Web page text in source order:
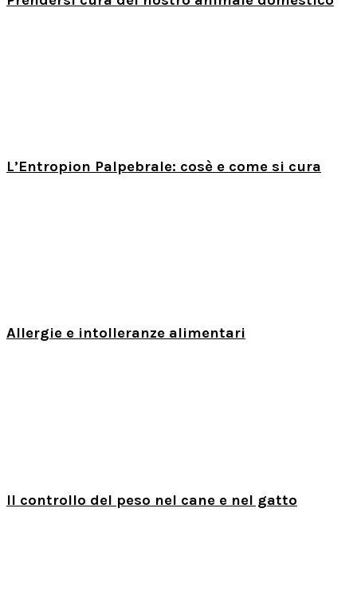
L’Entropion Palpebrale: cosè e come si cura
Allergie e intolleranze alimentari
Il controllo del peso nel cane e nel gatto